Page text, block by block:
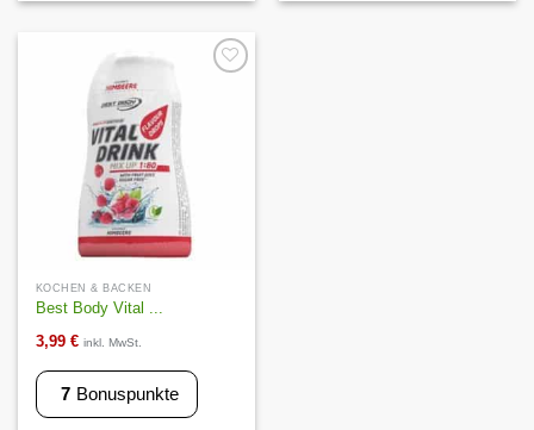
auf.
Produktseite
werden
auf.
Wunschliste
KOCHEN & BACKEN
Best Body Vital ...
3,99 € inkl. MwSt.
7 Bonuspunkte